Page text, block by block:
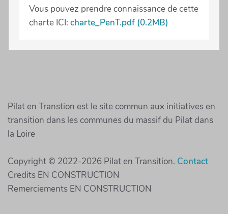
Vous pouvez prendre connaissance de cette
charte ICI: charte_PenT.pdf (0.2MB)
Pilat en Transtion est le site commun aux initiatives en
transition dans les communes du massif du Pilat dans
la Loire
Copyright © 2022-2026 Pilat en Transition. Contact
Credits EN CONSTRUCTION
Remerciements EN CONSTRUCTION